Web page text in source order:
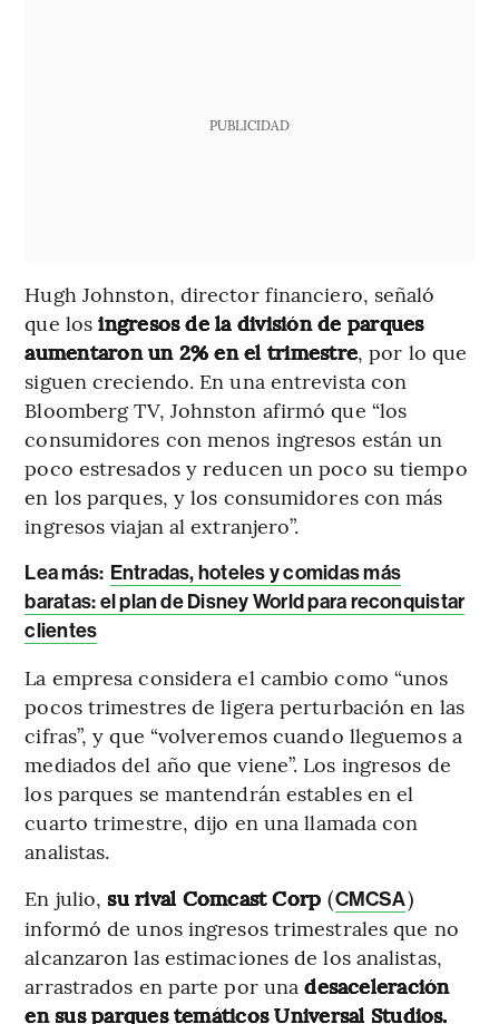
PUBLICIDAD
Hugh Johnston, director financiero, señaló
que los ingresos de la división de parques
aumentaron un 2% en el trimestre, por lo que
siguen creciendo. En una entrevista con
Bloomberg TV, Johnston afirmó que “los
consumidores con menos ingresos están un
poco estresados y reducen un poco su tiempo
en los parques, y los consumidores con más
ingresos viajan al extranjero”.
Lea más: Entradas, hoteles y comidas más
baratas: el plan de Disney World para reconquistar
clientes
La empresa considera el cambio como “unos
pocos trimestres de ligera perturbación en las
cifras”, y que “volveremos cuando lleguemos a
mediados del año que viene”. Los ingresos de
los parques se mantendrán estables en el
cuarto trimestre, dijo en una llamada con
analistas.
En julio,su rival Comcast Corp (CMCSA)
informó de unos ingresos trimestrales que no
alcanzaron las estimaciones de los analistas,
arrastrados en parte por unadesaceleración
en sus parques temáticos Universal Studios.